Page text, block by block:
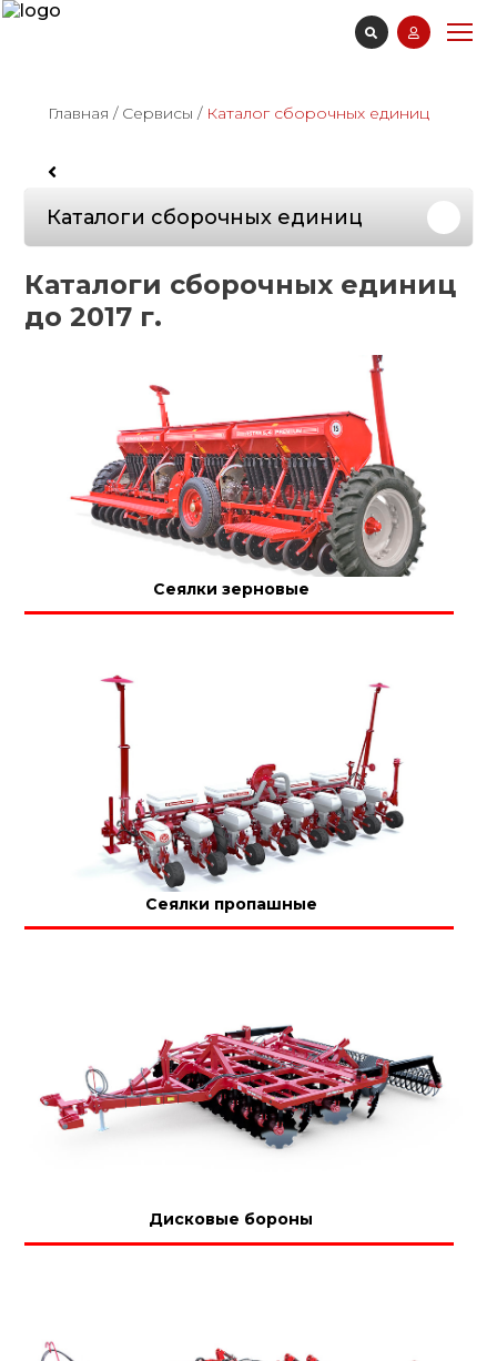
Главная / Сервисы / Каталог сборочных единиц
Каталоги сборочных единиц
Каталоги сборочных единиц
до 2017 г.
Сеялки зерновые
Сеялки пропашные
Дисковые бороны